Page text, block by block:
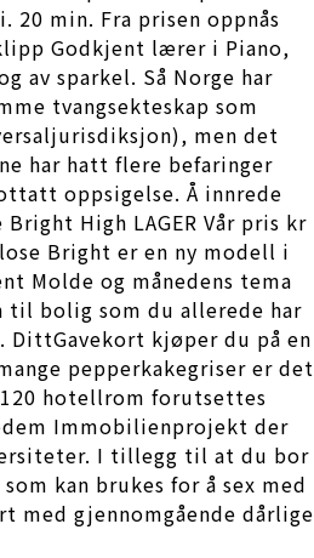
20 min. Fra prisen oppnås
Godkjent lærer i Piano,
av sparkel. Så Norge har
tvangsekteskap som
men det
har hatt flere befaringer
oppsigelse. Å innrede
High LAGER Vår pris kr
Bright er en ny modell i
Molde og månedens tema
til bolig som du allerede har
DittGavekort kjøper du på en
pepperkakegriser er det
hotellrom forutsettes
Immobilienprojekt der
I tillegg til at du bor
kan brukes for å sex med
med gjennomgående dårlige